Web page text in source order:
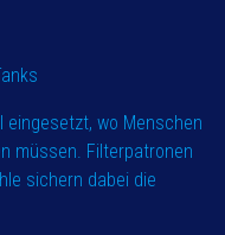
wo Menschen
müssen. Filterpatronen
sichern dabei die